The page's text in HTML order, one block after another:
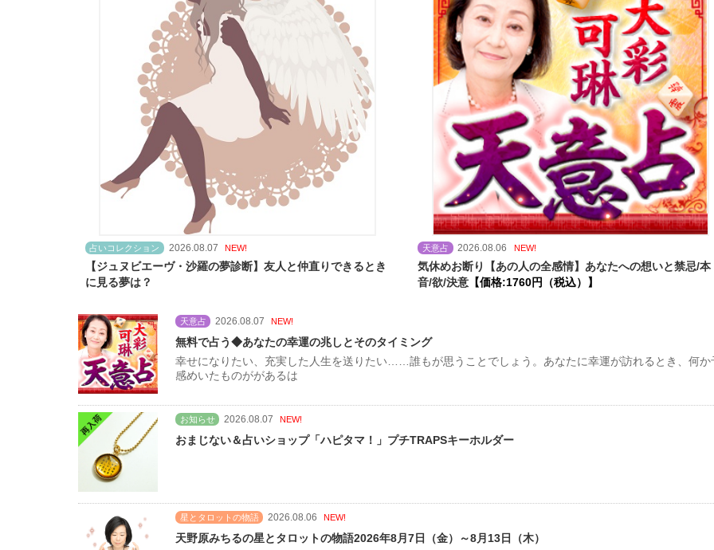
占いコレクション 2026.08.07 NEW!
【ジュヌビエーヴ・沙羅の夢診断】友人と仲直りできるとき
に見る夢は？
天意占 2026.08.06 NEW!
気休めお断り【あの人の全感情】あなたへの想いと禁忌/本
音/欲/決意 【価格:1760円（税込）】
天意占 2026.08.07 NEW!
無料で占う◆あなたの幸運の兆しとそのタイミング
幸せになりたい、充実した人生を送りたい……誰もが思うことでしょう。あなたに幸運が訪れるとき、何か
感めいたものががあるは
お知らせ 2026.08.07 NEW!
おまじない＆占いショップ「ハピタマ！」プチTRAPSキーホルダー
星とタロットの物語 2026.08.06 NEW!
天野原みちるの星とタロットの物語2026年8月7日（金）～8月13日（木）